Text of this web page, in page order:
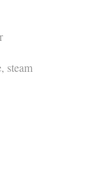
, steam